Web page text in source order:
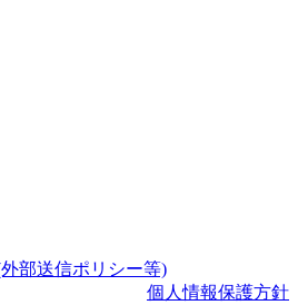
部送信ポリシー等)
個人情報保護方針